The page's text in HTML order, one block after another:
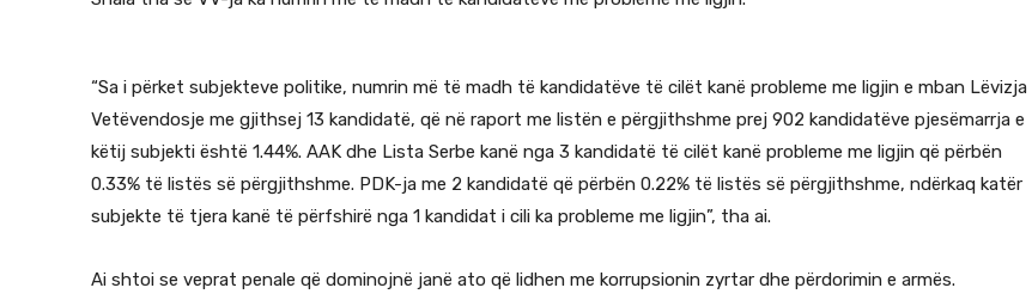
“Sa i përket subjekteve politike, numrin më të madh të kandidatëve të cilët kanë probleme me ligjin e mban Lëvizja
Vetëvendosje me gjithsej 13 kandidatë, që në raport me listën e përgjithshme prej 902 kandidatëve pjesëmarrja e
këtij subjekti është 1.44%. AAK dhe Lista Serbe kanë nga 3 kandidatë të cilët kanë probleme me ligjin që përbën
0.33% të listës së përgjithshme. PDK-ja me 2 kandidatë që përbën 0.22% të listës së përgjithshme, ndërkaq katër
subjekte të tjera kanë të përfshirë nga 1 kandidat i cili ka probleme me ligjin”, tha ai.
Ai shtoi se veprat penale që dominojnë janë ato që lidhen me korrupsionin zyrtar dhe përdorimin e armës.